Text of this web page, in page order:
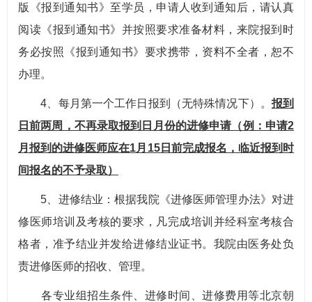
版《报到通知书》至学员，申请人收到通知后，请认真
阅读《报到通知书》并按照要求准备材料，来院报到时
务必按照《报到通知书》要求携带，资料不全者，恕不
办理。
4、每月第一个工作日报到（无特殊情况下）。 报到
日前两周，不再录取报到日月份的进修申请（例：申请2
月报到的进修医师应在1月15日前完成报名，临近报到时
间报名的不予录取）
5、进修结业：根据我院《进修医师管理办法》对进
修医师培训及考核的要求，凡完成培训并经科室考核合
格者，准予结业并发给进修结业证书。我院由医务处负
责进修医师的招收、管理。
各专业组招生条件、进修时间、进修费用等北京朝